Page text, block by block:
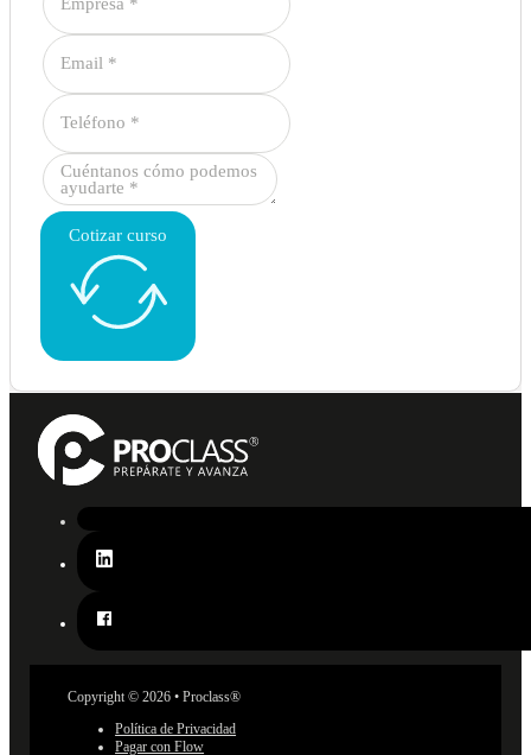
Cotizar curso
Copyright © 2026 • Proclass®
Política de Privacidad
Pagar con Flow